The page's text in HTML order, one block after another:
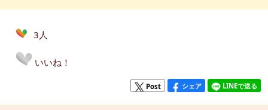
3人
いいね！
Post シェア LINEで送る